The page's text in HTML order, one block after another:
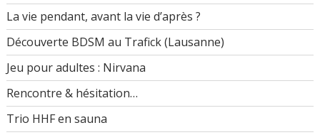
La vie pendant, avant la vie d’après ?
Découverte BDSM au Trafick (Lausanne)
Jeu pour adultes : Nirvana
Rencontre & hésitation…
Trio HHF en sauna